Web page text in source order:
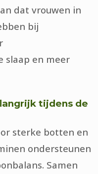
dat vrouwen in
bij
slaap en meer
tijdens de
sterke botten en
ondersteunen
Samen